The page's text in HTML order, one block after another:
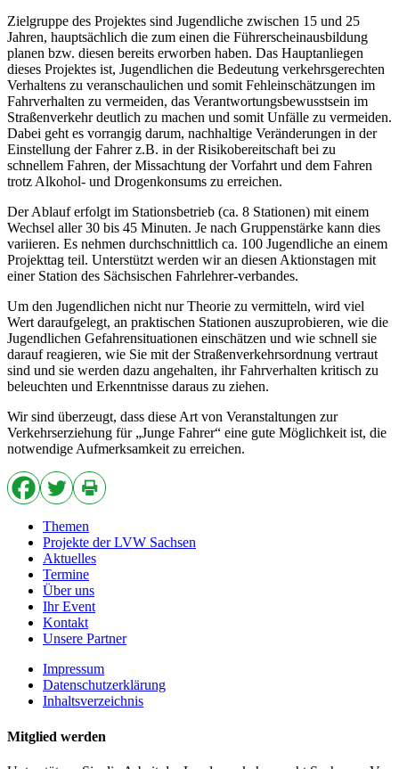
Zielgruppe des Projektes sind Jugendliche zwischen 15 und 25
Jahren, hauptsächlich die zum einen die Führerscheinausbildung
planen bzw. diesen bereits erworben haben. Das Hauptanliegen
dieses Projektes ist, Jugendlichen die Bedeutung verkehrsgerechten
Verhaltens zu veranschaulichen und somit Fehleinschätzungen im
Fahrverhalten zu vermeiden, das Verantwortungsbewusstsein im
Straßenverkehr deutlich zu machen und somit Unfälle zu vermeiden.
Dabei geht es vorrangig darum, nachhaltige Veränderungen in der
Einstellung der Fahrer z.B. in der Risikobereitschaft bei zu
schnellem Fahren, der Missachtung der Vorfahrt und dem Fahren
trotz Alkohol- und Drogenkonsums zu erreichen.
Der Ablauf erfolgt im Stationsbetrieb (ca. 8 Stationen) mit einem
Wechsel aller 30 bis 45 Minuten. Je nach Gruppenstärke kann dies
variieren. Es nehmen durchschnittlich ca. 100 Jugendliche an einem
Projekttag teil. Unterstützt werden wir an diesen Aktionstagen mit
einer Station des Sächsischen Fahrlehrer-verbandes.
Um den Jugendlichen nicht nur Theorie zu vermitteln, wird viel
Wert daraufgelegt, an praktischen Stationen auszuprobieren, wie die
Jugendlichen Gefahrensituationen einschätzen und wie schnell sie
darauf reagieren, wie Sie mit der Straßenverkehrsordnung vertraut
sind und sie werden dazu angehalten, ihr Fahrverhalten kritisch zu
beleuchten und Erkenntnisse daraus zu ziehen.
Wir sind überzeugt, dass diese Art von Veranstaltungen zur
Verkehrserziehung für „Junge Fahrer“ eine gute Möglichkeit ist, die
notwendige Aufmerksamkeit zu erreichen.
Themen
Projekte der LVW Sachsen
Aktuelles
Termine
Über uns
Ihr Event
Kontakt
Unsere Partner
Impressum
Datenschutzerklärung
Inhaltsverzeichnis
Mitglied werden